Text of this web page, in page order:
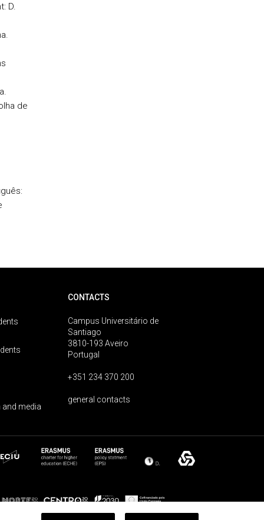
D.
de
media
CONTACTS
Campus Universitário de
Santiago
3810-193 Aveiro
Portugal
+351 234 370 200
general contacts